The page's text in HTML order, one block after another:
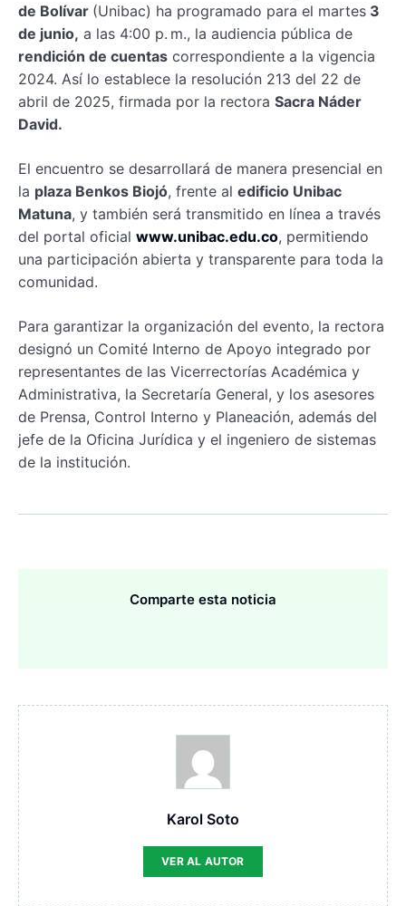
de Bolívar (Unibac) ha programado para el martes 3
de junio, a las 4:00 p. m., la audiencia pública de
rendición de cuentas correspondiente a la vigencia
2024. Así lo establece la resolución 213 del 22 de
abril de 2025, firmada por la rectora Sacra Náder
David.
El encuentro se desarrollará de manera presencial en
la plaza Benkos Biojó, frente al edificio Unibac
Matuna, y también será transmitido en línea a través
del portal oficial www.unibac.edu.co, permitiendo
una participación abierta y transparente para toda la
comunidad.
Para garantizar la organización del evento, la rectora
designó un Comité Interno de Apoyo integrado por
representantes de las Vicerrectorías Académica y
Administrativa, la Secretaría General, y los asesores
de Prensa, Control Interno y Planeación, además del
jefe de la Oficina Jurídica y el ingeniero de sistemas
de la institución.
Comparte esta noticia
Karol Soto
VER AL AUTOR